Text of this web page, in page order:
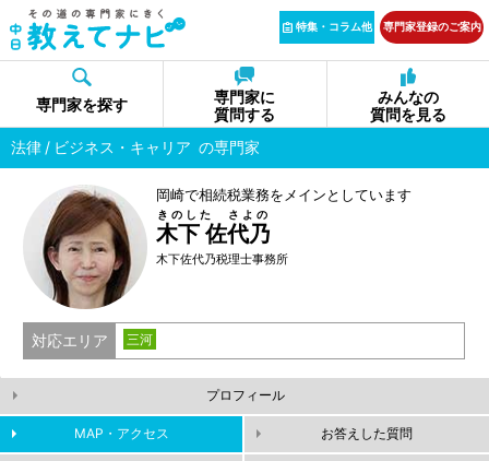
特集・コラム他 専門家登録のご案内
専門家を探す
専門家に
質問する
みんなの
質問を見る
法律
ビジネス・キャリア の専門家
岡崎で相続税業務をメインとしています
木下 佐代乃
きのした さよの
木下佐代乃税理士事務所
対応エリア 三河
プロフィール
MAP・アクセス お答えした質問